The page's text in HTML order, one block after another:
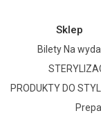
Sklep
Bilety Na
PRODUKTY DO